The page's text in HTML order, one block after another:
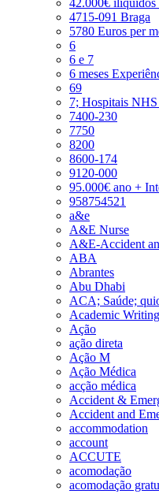
4715-091 Braga
5780 Euros per
6
6 e 7
6 meses
69
7; Hospitais
7400-230
7750
8200
8600-174
9120-000
95.000€ ano +
958754521
a&e
A&E Nurse
A&E-Accident
ABA
Abrantes
Abu Dhabi
ACA; Saúde;
Academic Writing
Ação
ação direta
Ação M
Ação Médica
acção médica
Accident &
Accident and
accommodation
account
ACCUTE
acomodação
acomodação